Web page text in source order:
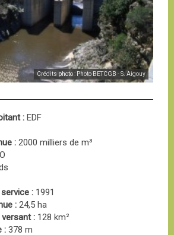
Crédits photo : Photo BETCGB - S. Aigouy
: EDF
: 2000 milliers de m³
: 1991
: 24,5 ha
: 128 km²
: 378 m